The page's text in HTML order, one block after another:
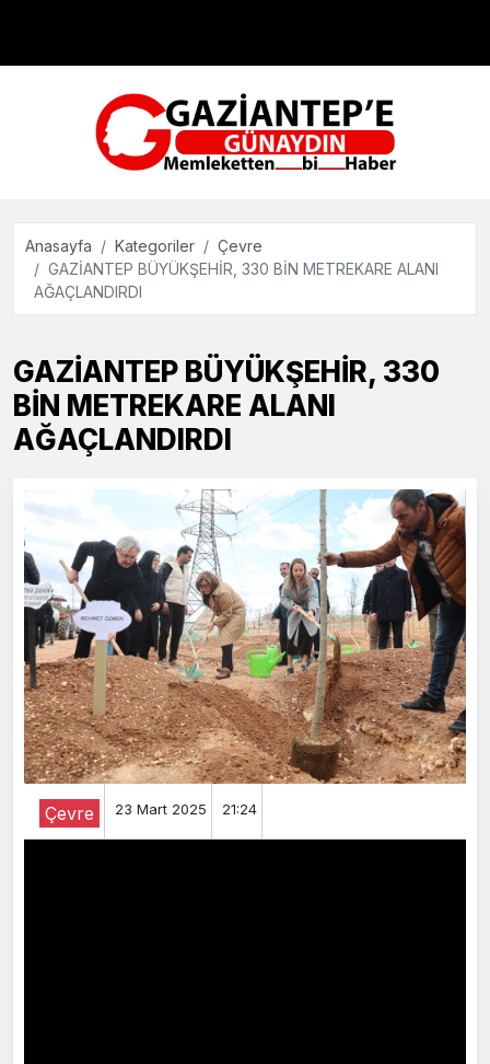
Teknoloji
Anasayfa Kategoriler
Çevre
GAZİANTEP BÜYÜKŞEHİR, 330 BİN METREKARE ALANI
AĞAÇLANDIRDI
GAZİANTEP BÜYÜKŞEHİR, 330
BİN METREKARE ALANI
AĞAÇLANDIRDI
Çevre 23 Mart 2025 21:24